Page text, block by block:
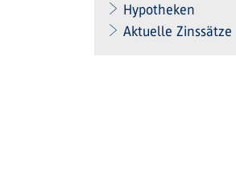
Hypotheken
Aktuelle Zinssätze